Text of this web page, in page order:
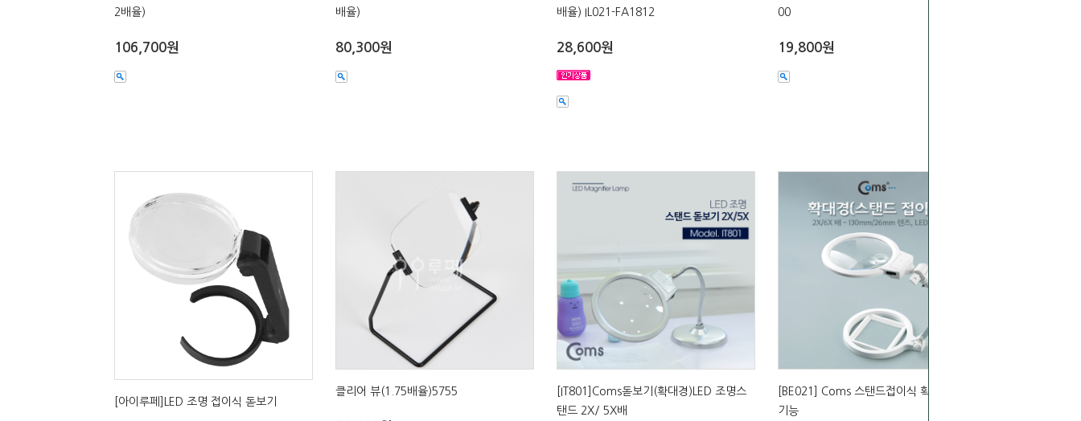
2배율)
106,700원
배율)
80,300원
배율) IL021-FA1812
28,600원
00
19,800원
[아이루페]LED 조명 접이식 돋보기
클리어 뷰(1.75배율)5755
[IT801]Coms돋보기(확대경)LED 조명스
탠드 2X/ 5X배
[BE021] Coms 스탠드접이식 확대경 LED
기능